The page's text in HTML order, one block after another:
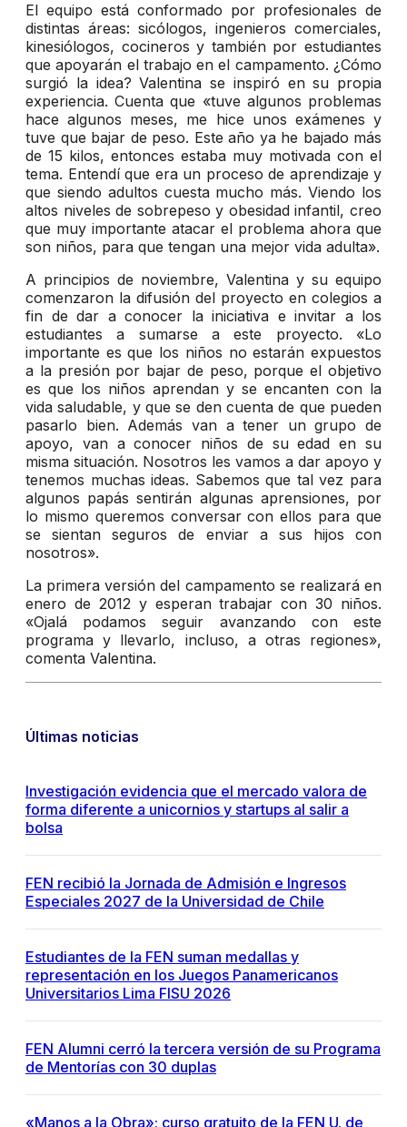
El equipo está conformado por profesionales de
distintas áreas: sicólogos, ingenieros comerciales,
kinesiólogos, cocineros y también por estudiantes
que apoyarán el trabajo en el campamento. ¿Cómo
surgió la idea? Valentina se inspiró en su propia
experiencia. Cuenta que «tuve algunos problemas
hace algunos meses, me hice unos exámenes y
tuve que bajar de peso. Este año ya he bajado más
de 15 kilos, entonces estaba muy motivada con el
tema. Entendí que era un proceso de aprendizaje y
que siendo adultos cuesta mucho más. Viendo los
altos niveles de sobrepeso y obesidad infantil, creo
que muy importante atacar el problema ahora que
son niños, para que tengan una mejor vida adulta».
A principios de noviembre, Valentina y su equipo
comenzaron la difusión del proyecto en colegios a
fin de dar a conocer la iniciativa e invitar a los
estudiantes a sumarse a este proyecto. «Lo
importante es que los niños no estarán expuestos
a la presión por bajar de peso, porque el objetivo
es que los niños aprendan y se encanten con la
vida saludable, y que se den cuenta de que pueden
pasarlo bien. Además van a tener un grupo de
apoyo, van a conocer niños de su edad en su
misma situación. Nosotros les vamos a dar apoyo y
tenemos muchas ideas. Sabemos que tal vez para
algunos papás sentirán algunas aprensiones, por
lo mismo queremos conversar con ellos para que
se sientan seguros de enviar a sus hijos con
nosotros».
La primera versión del campamento se realizará en
enero de 2012 y esperan trabajar con 30 niños.
«Ojalá podamos seguir avanzando con este
programa y llevarlo, incluso, a otras regiones»,
comenta Valentina.
Últimas noticias
Investigación evidencia que el mercado valora de
forma diferente a unicornios y startups al salir a
bolsa
FEN recibió la Jornada de Admisión e Ingresos
Especiales 2027 de la Universidad de Chile
Estudiantes de la FEN suman medallas y
representación en los Juegos Panamericanos
Universitarios Lima FISU 2026
FEN Alumni cerró la tercera versión de su Programa
de Mentorías con 30 duplas
«Manos a la Obra»: curso gratuito de la FEN U. de